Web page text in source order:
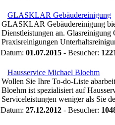
GLASKLAR Gebäudereinigung
GLASKLAR Gebäudereinigung
Dienstleistungen an.
Praxisreinigungen
Datum: 01.07.2015 - Besucher:
Hausservice Michael Bloehm
Wollen Sie Ihre To-do-Liste
Bloehm ist spezialisiert auf
Serviceleistungen weniger als Sie
Datum: 27.12.2012 - Besucher: